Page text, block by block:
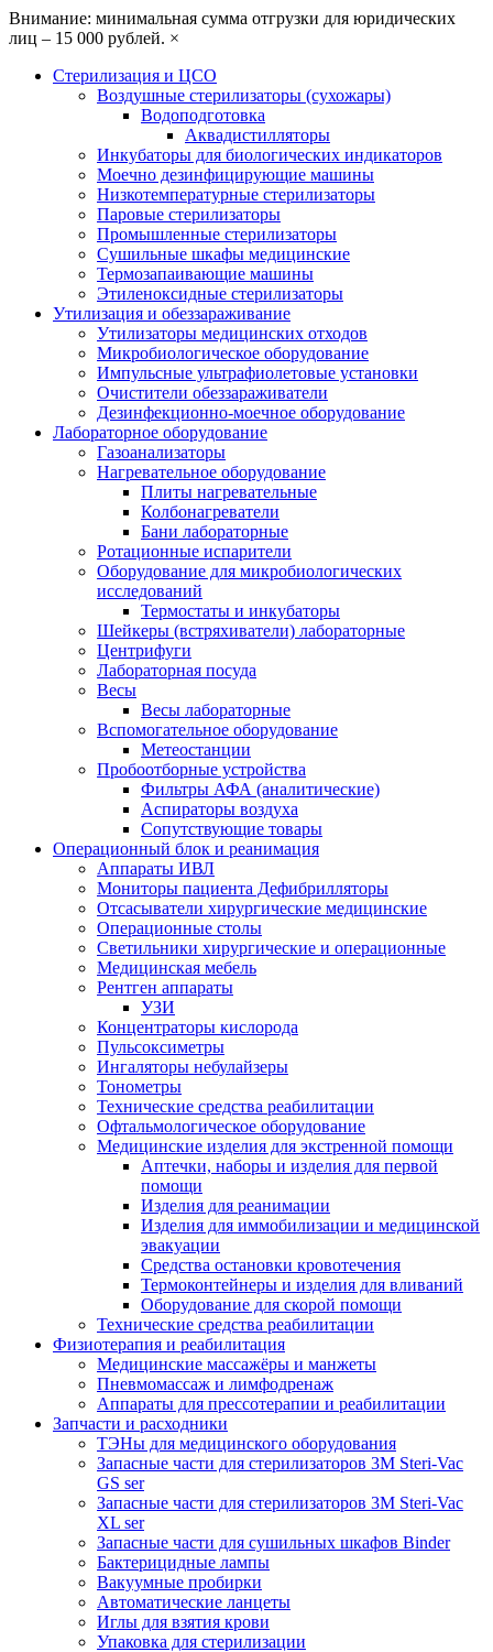
Внимание: минимальная сумма отгрузки для юридических
лиц – 15 000 рублей. ×
Стерилизация и ЦСО
Воздушные стерилизаторы (сухожары)
Водоподготовка
Аквадистилляторы
Инкубаторы для биологических индикаторов
Моечно дезинфицирующие машины
Низкотемпературные стерилизаторы
Паровые стерилизаторы
Промышленные стерилизаторы
Сушильные шкафы медицинские
Термозапаивающие машины
Этиленоксидные стерилизаторы
Утилизация и обеззараживание
Утилизаторы медицинских отходов
Микробиологическое оборудование
Импульсные ультрафиолетовые установки
Очистители обеззараживатели
Дезинфекционно-моечное оборудование
Лабораторное оборудование
Газоанализаторы
Нагревательное оборудование
Плиты нагревательные
Колбонагреватели
Бани лабораторные
Ротационные испарители
Оборудование для микробиологических
исследований
Термостаты и инкубаторы
Шейкеры (встряхиватели) лабораторные
Центрифуги
Лабораторная посуда
Весы
Весы лабораторные
Вспомогательное оборудование
Метеостанции
Пробоотборные устройства
Фильтры АФА (аналитические)
Аспираторы воздуха
Сопутствующие товары
Операционный блок и реанимация
Аппараты ИВЛ
Мониторы пациента Дефибрилляторы
Отсасыватели хирургические медицинские
Операционные столы
Светильники хирургические и операционные
Медицинская мебель
Рентген аппараты
УЗИ
Концентраторы кислорода
Пульсоксиметры
Ингаляторы небулайзеры
Тонометры
Технические средства реабилитации
Офтальмологическое оборудование
Медицинские изделия для экстренной помощи
Аптечки, наборы и изделия для первой
помощи
Изделия для реанимации
Изделия для иммобилизации и медицинской
эвакуации
Средства остановки кровотечения
Термоконтейнеры и изделия для вливаний
Оборудование для скорой помощи
Технические средства реабилитации
Физиотерапия и реабилитация
Медицинские массажёры и манжеты
Пневмомассаж и лимфодренаж
Аппараты для прессотерапии и реабилитации
Запчасти и расходники
ТЭНы для медицинского оборудования
Запасные части для стерилизаторов 3M Steri-Vac
GS ser
Запасные части для стерилизаторов 3М Steri-Vac
XL ser
Запасные части для сушильных шкафов Binder
Бактерицидные лампы
Вакуумные пробирки
Автоматические ланцеты
Иглы для взятия крови
Упаковка для стерилизации